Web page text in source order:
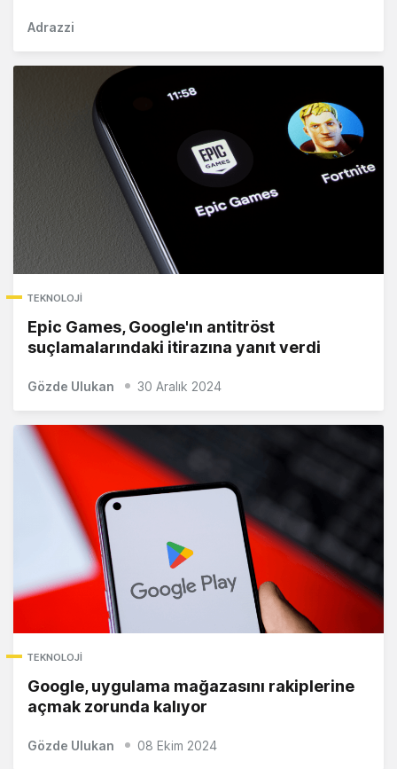
Adrazzi
TEKNOLOJI
Epic Games, Google'ın antitröst
suçlamalarındaki itirazına yanıt verdi
Gözde Ulukan 30 Aralık 2024
TEKNOLOJI
Google, uygulama mağazasını rakiplerine
açmak zorunda kalıyor
Gözde Ulukan 08 Ekim 2024